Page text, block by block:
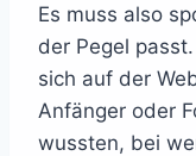
Es muss also
der Pegel
sich auf der
Anfänger oder
wussten, bei